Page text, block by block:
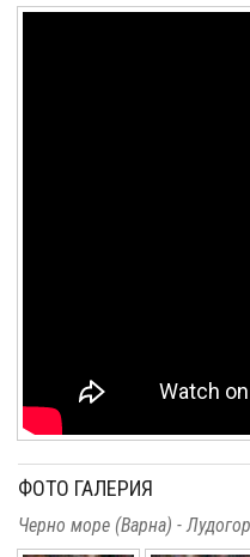
ФОТО ГАЛЕРИЯ
Черно море (Варна) -